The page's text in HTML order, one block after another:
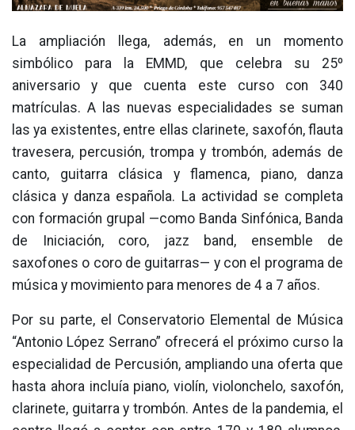
La ampliación llega, además, en un momento
simbólico para la EMMD, que celebra su 25º
aniversario y que cuenta este curso con 340
matrículas. A las nuevas especialidades se suman
las ya existentes, entre ellas clarinete, saxofón, flauta
travesera, percusión, trompa y trombón, además de
canto, guitarra clásica y flamenca, piano, danza
clásica y danza española. La actividad se completa
con formación grupal —como Banda Sinfónica, Banda
de Iniciación, coro, jazz band, ensemble de
saxofones o coro de guitarras— y con el programa de
música y movimiento para menores de 4 a 7 años.
Por su parte, el Conservatorio Elemental de Música
“Antonio López Serrano” ofrecerá el próximo curso la
especialidad de Percusión, ampliando una oferta que
hasta ahora incluía piano, violín, violonchelo, saxofón,
clarinete, guitarra y trombón. Antes de la pandemia, el